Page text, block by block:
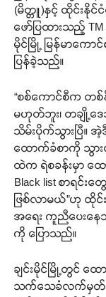
(မိတ္တူ)နှင့် ထိုင်းနို
ဖော်ပြထားသည့် TM
မိုင်မြို့ မြန်မာကေ
ပြန်ခဲ့သည်။
“စစ်ကောင်စီက တ
မဟုတ်ဘူး၊ တချို့ဒ
သိမ်းပိုက်သွားပြီ
ထောက်ခံစာကို သွာ
ထဲက ရဲစခန်းမှာ ထ
Black list စာရင်
ဖြစ်လာမယ်”ဟု ထိုင်
အရေး ကူညီပေးန
ကို ပြောသည်။
ချင်းမိုင်မြို့တွင် ထ
သက်သေခံလက်မှတ်ယူခ